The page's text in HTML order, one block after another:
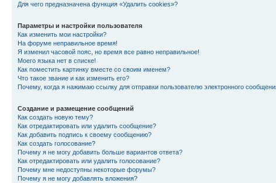
Для чего предназначена функция «Удалить cookies»?
Параметры и настройки пользователя
Как изменить мои настройки?
На форуме неправильное время!
Я изменил часовой пояс, но время все равно неправильное!
Моего языка нет в списке!
Как поместить картинку вместе со своим именем?
Что такое звание и как изменить его?
Почему, когда я нажимаю ссылку для отправки пользователю электронного
Создание и размещение сообщений
Как создать новую тему?
Как отредактировать или удалить сообщение?
Как добавить подпись к своему сообщению?
Как создать голосование?
Почему я не могу добавить больше вариантов ответа?
Как отредактировать или удалить голосование?
Почему мне недоступны некоторые форумы?
Почему я не могу добавлять вложения?